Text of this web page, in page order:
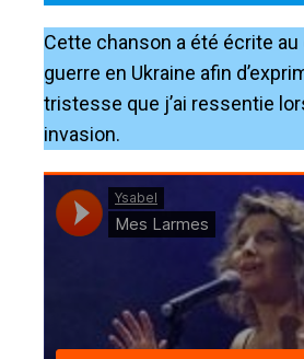
Cette chanson a été écrite au
guerre en Ukraine afin
tristesse que j’ai ressentie
invasion.